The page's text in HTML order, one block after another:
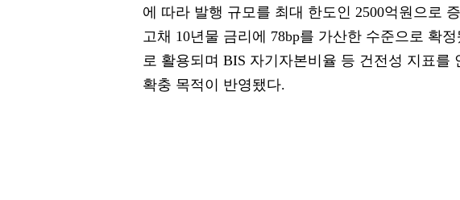
에 따라 발행 규모를 최대 한도인 2500억원으로
고채 10년물 금리에 78bp를 가산한 수준으로 확
로 활용되며 BIS 자기자본비율 등 건전성 지표를
확충 목적이 반영됐다.